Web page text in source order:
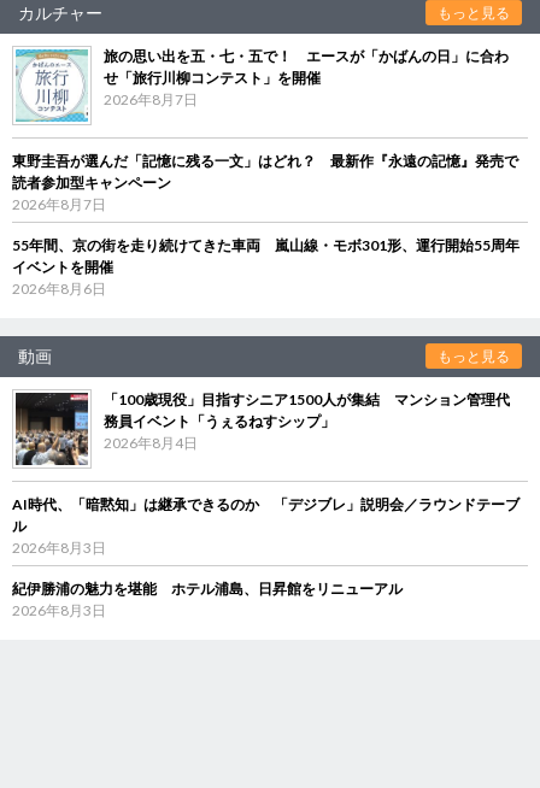
カルチャー もっと見る
旅の思い出を五・七・五で！ エースが「かばんの日」に合わ
せ「旅行川柳コンテスト」を開催
2026年8月7日
東野圭吾が選んだ「記憶に残る一文」はどれ？ 最新作『永遠の記憶』発売で
読者参加型キャンペーン
2026年8月7日
55年間、京の街を走り続けてきた車両 嵐山線・モボ301形、運行開始55周年
イベントを開催
2026年8月6日
動画 もっと見る
「100歳現役」目指すシニア1500人が集結 マンション管理代
務員イベント「うぇるねすシップ」
2026年8月4日
AI時代、「暗黙知」は継承できるのか 「デジブレ」説明会／ラウンドテーブ
ル
2026年8月3日
紀伊勝浦の魅力を堪能 ホテル浦島、日昇館をリニューアル
2026年8月3日